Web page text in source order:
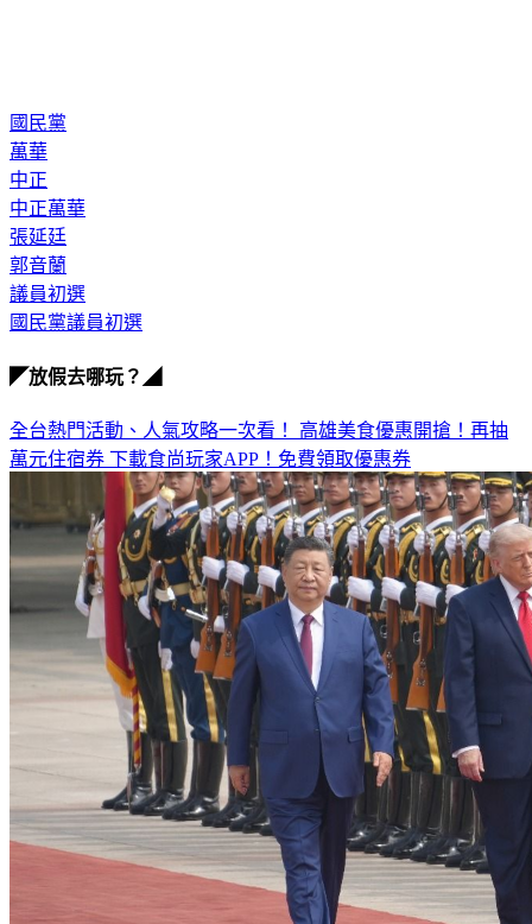
國民黨
萬華
中正
中正萬華
張延廷
郭音蘭
議員初選
國民黨議員初選
◤放假去哪玩？◢
全台熱門活動、人氣攻略一次看！ 高雄美食優惠開搶！再抽
萬元住宿券 下載食尚玩家APP！免費領取優惠券